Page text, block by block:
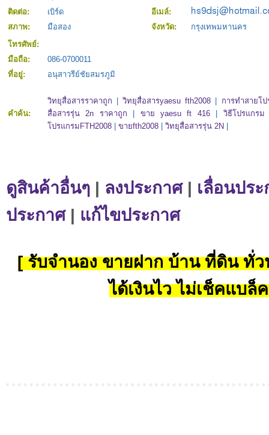
ติดต่อ:
เบิร์ด
อีเมล์:
สภาพ:
มือสอง จังหวัด:
กรุงเทพมหานคร
โทรศัพย์:
มือถือ:
086-0700011
ที่อยู่:
อนุสาวรีย์ชัยสมรภูมิ
คำค้น:
วิทยุสื่อสารราคาถูก |วิทยุสื่อสารyaesu fth2008
การทำสายโ
สื่อสารรุ่น 2n ราคาถูก
ขาย yaesu ft 416| วิธีโปรแกร
โปรแกรมFTH2008
ขายfth2008 วิทยุสื่อสารรุ่น 2N
ดูสินค้าอื่นๆ | ลงประกาศ| เลื่อนปร
ประกาศ| แก้ไขประกาศ
[ รับจำนอง ขายฝาก บ้าน ที่ดิน ทั่ว
ได้เงินไว ไม่เช็คแบล็